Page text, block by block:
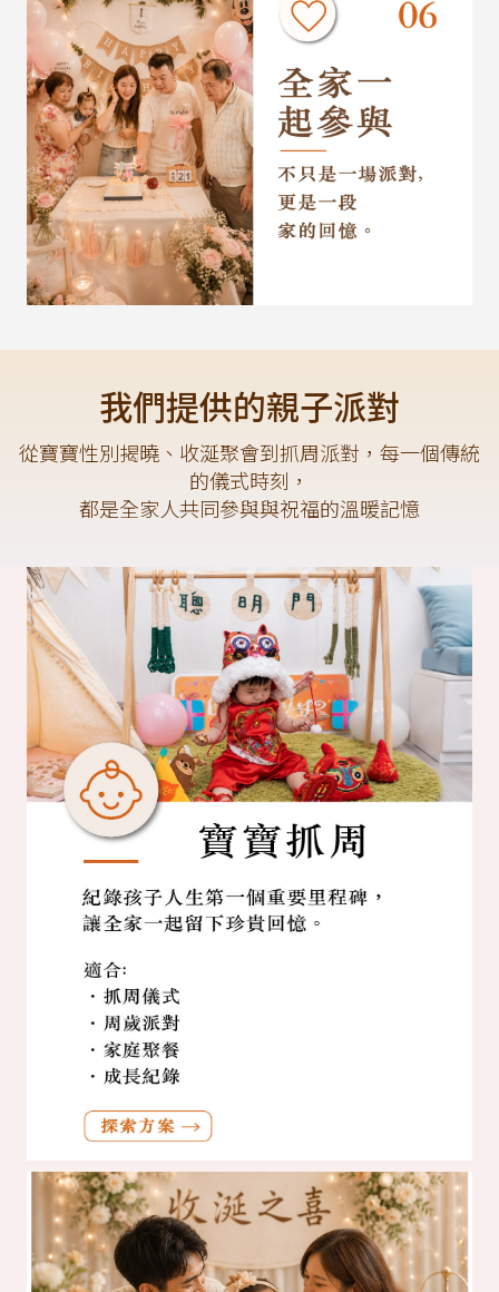
我們提供的親子派對
從寶寶性別揭曉、收涎聚會到抓周派對，每一個傳統
的儀式時刻，
都是全家人共同參與與祝福的溫暖記憶